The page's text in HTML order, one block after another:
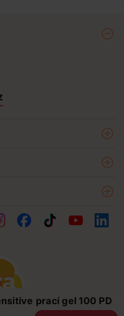
prací gel 100 PD